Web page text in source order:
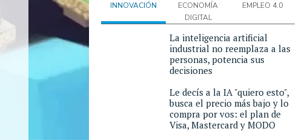
INNOVACIÓN
ECONOMÍA
DIGITAL
EMPLEO 4.0
La inteligencia artificial
industrial no reemplaza a las
personas, potencia sus
decisiones
Le decís a la IA "quiero esto",
busca el precio más bajo y lo
compra por vos: el plan de
Visa, Mastercard y MODO